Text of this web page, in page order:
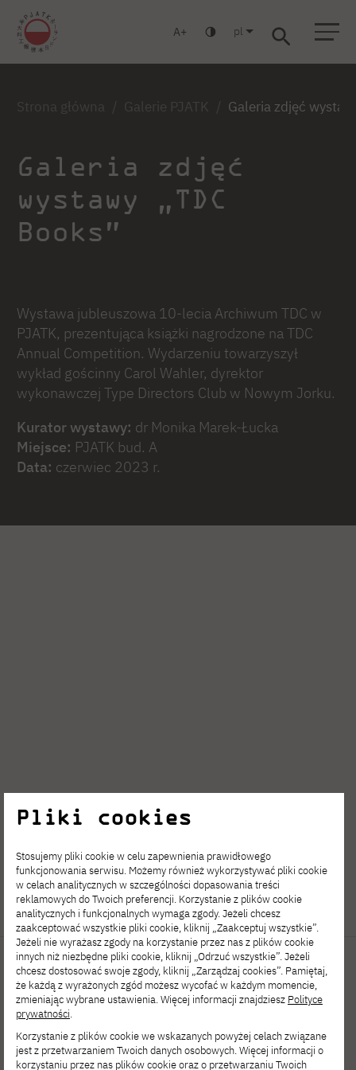
Warszawa Gdańsk Liceum Studia podyplomowe Studia MBA
A pl
Zaloguj się
Strona główna Galerie PJATK Galeria zdjęć
Galeria zdjęć
wystawy „TDC
Books”
Wystawa jubleuszowa 10-lecia Archiwum TDC w
PJATK, prezentująca książki nagrodzone na TDC
Annual Competition. Wydarzeniu towarzyszył
wykład gościnny Carol Wahler, dyrektor
wykonawczej Type Directors Club w Nowym Jorku.
Kurator wystawy: dr Monika Marek-Łucka
Miejsce: PJATK bud. A
Data: czerwiec 2023 r.
Pliki cookies
Stosujemy pliki cookie w celu zapewnienia prawidłowego
funkcjonowania serwisu. Możemy również wykorzystywać pliki cookie
w celach analitycznych w szczególności dopasowania treści
reklamowych do Twoich preferencji. Korzystanie z plików cookie
analitycznych i funkcjonalnych wymaga zgody. Jeżeli chcesz
zaakceptować wszystkie pliki cookie, kliknij „Zaakceptuj wszystkie”.
Jeżeli nie wyrażasz zgody na korzystanie przez nas z plików cookie
innych niż niezbędne pliki cookie, kliknij „Odrzuć wszystkie”. Jeżeli
chcesz dostosować swoje zgody, kliknij „Zarządzaj cookies”. Pamiętaj,
że każdą z wyrażonych zgód możesz wycofać w każdym momencie,
zmieniając wybrane ustawienia. Więcej informacji znajdziesz Polityce
prywatności.
Korzystanie z plików cookie we wskazanych powyżej celach związane
jest z przetwarzaniem Twoich danych osobowych. Więcej informacji o
korzystaniu przez nas plików cookie oraz o przetwarzaniu Twoich